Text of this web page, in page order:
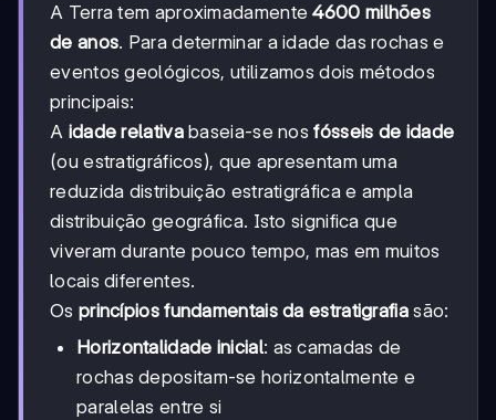
A Terra tem aproximadamente4600 milhões
de anos. Para determinar a idade das rochas e
eventos geológicos, utilizamos dois métodos
principais:
A idade relativabaseia-se nosfósseis de idade
(ou estratigráficos), que apresentam uma
reduzida distribuição estratigráfica e ampla
distribuição geográfica. Isto significa que
viveram durante pouco tempo, mas em muitos
locais diferentes.
Os princípios fundamentais da estratigrafiasão:
Horizontalidade inicial: as camadas de
rochas depositam-se horizontalmente e
paralelas entre si